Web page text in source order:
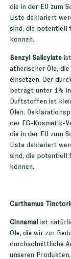
die in der EU zum
Liste deklariert
sind, die potentiell
können.
Benzyl Salicylate
ätherischer Öle,
einsetzen. Der
beträgt unter 1%
Duftstoffen ist
Ölen.
der EG-Kosmetik-
die in der EU zum
Liste deklariert
sind, die potentiell
können.
Carthamus
Cinnamal ist
Öle, die wir zur
durchschnittliche
unseren